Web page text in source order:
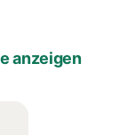
anzeigen